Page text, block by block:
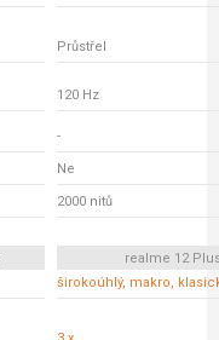
Průstřel
120 Hz
-
Ne
2000 nitů
realme 12
širokoúhlý, makro,